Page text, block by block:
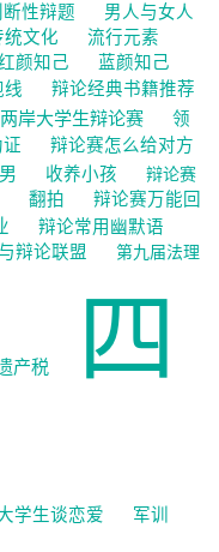
断性辩题
男人与女人
统文化
流行元素
颜知己 蓝颜知己
线 辩论经典书籍推荐
岸大学生辩论赛
领
辩论赛怎么给对方
收养小孩
辩论赛
翻拍
辩论赛万能回
辩论常用幽默语
辩论联盟 第九届法理
产税
四
学生谈恋爱 军训